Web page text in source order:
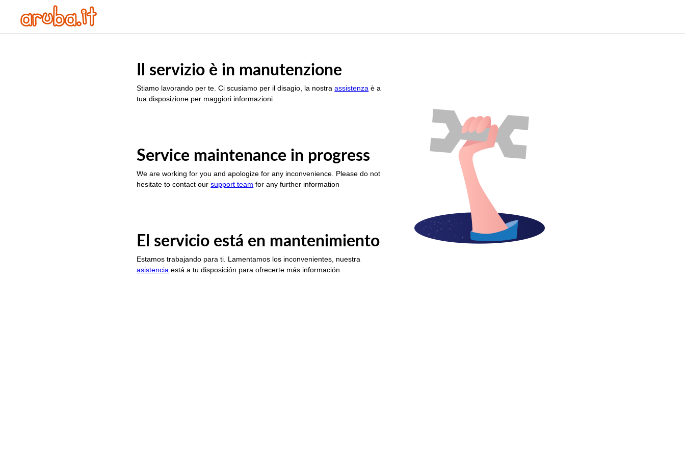
Il servizio è in manutenzione
Stiamo lavorando per te. Ci scusiamo per il disagio, la nostraassistenza è a
tua disposizione per maggiori informazioni
Service maintenance in progress
We are working for you and apologize for any inconvenience. Please do not
hesitate to contact oursupport team for any further information
El servicio está en mantenimiento
Estamos trabajando para ti. Lamentamos los inconvenientes, nuestra
asistencia está a tu disposición para ofrecerte más información